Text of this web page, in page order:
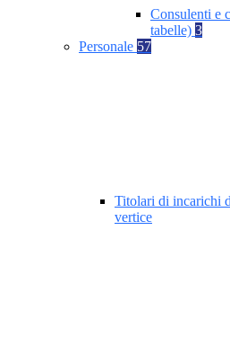
Consulenti e
tabelle) 3
Personale 57
Titolari di incarichi
vertice